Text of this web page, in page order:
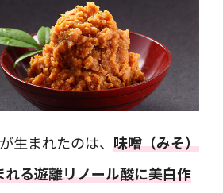
生まれたのは、 味噌（みそ）
る遊離リノール酸に美白作